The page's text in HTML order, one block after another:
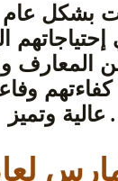
بشكل
من
عالية وتميز .
لعام